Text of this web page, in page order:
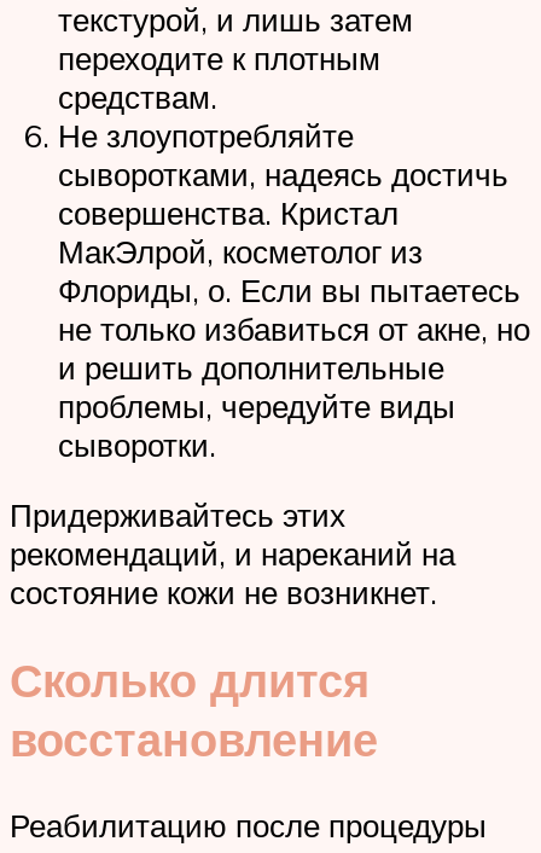
текстурой, и лишь затем
переходите к плотным
средствам.
Не злоупотребляйте
сыворотками, надеясь достичь
совершенства. Кристал
МакЭлрой, косметолог из
Флориды, о. Если вы пытаетесь
не только избавиться от акне, но
и решить дополнительные
проблемы, чередуйте виды
сыворотки.
Придерживайтесь этих
рекомендаций, и нареканий на
состояние кожи не возникнет.
Сколько длится
восстановление
Реабилитацию после процедуры